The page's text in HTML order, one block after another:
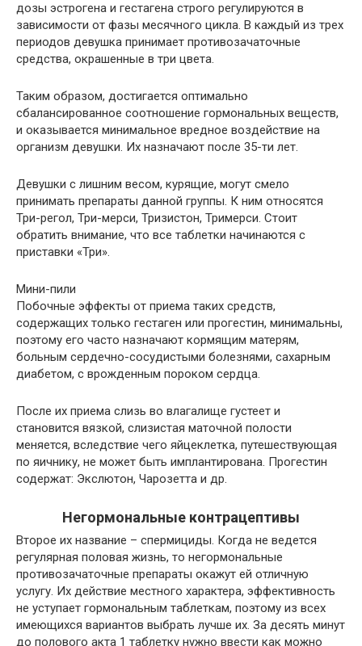
дозы эстрогена и гестагена строго регулируются в
зависимости от фазы месячного цикла. В каждый из трех
периодов девушка принимает противозачаточные
средства, окрашенные в три цвета.
Таким образом, достигается оптимально
сбалансированное соотношение гормональных веществ,
и оказывается минимальное вредное воздействие на
организм девушки. Их назначают после 35-ти лет.
Девушки с лишним весом, курящие, могут смело
принимать препараты данной группы. К ним относятся
Три-регол, Три-мерси, Тризистон, Тримерси. Стоит
обратить внимание, что все таблетки начинаются с
приставки «Три».
Мини-пили
Побочные эффекты от приема таких средств,
содержащих только гестаген или прогестин, минимальны,
поэтому его часто назначают кормящим матерям,
больным сердечно-сосудистыми болезнями, сахарным
диабетом, с врожденным пороком сердца.
После их приема слизь во влагалище густеет и
становится вязкой, слизистая маточной полости
меняется, вследствие чего яйцеклетка, путешествующая
по яичнику, не может быть имплантирована. Прогестин
содержат: Экслютон, Чарозетта и др.
Негормональные контрацептивы
Второе их название – спермициды. Когда не ведется
регулярная половая жизнь, то негормональные
противозачаточные препараты окажут ей отличную
услугу. Их действие местного характера, эффективность
не уступает гормональным таблеткам, поэтому из всех
имеющихся вариантов выбрать лучше их. За десять минут
до полового акта 1 таблетку нужно ввести как можно